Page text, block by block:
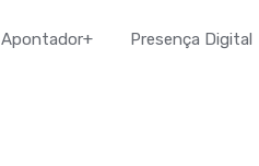
Apontador+ Presença Digital